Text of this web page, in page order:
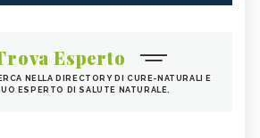
Esperto
NELLA DIRECTORY DI CURE-NATURALI E
ESPERTO DI SALUTE NATURALE.